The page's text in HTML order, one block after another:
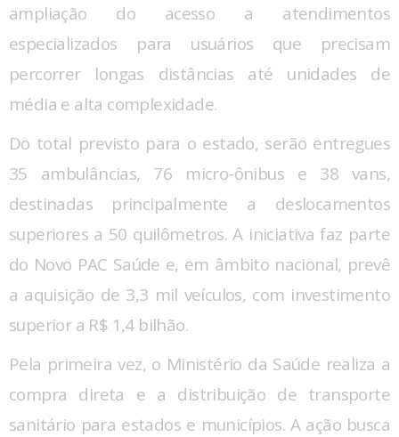
ampliação do acesso a atendimentos
especializados para usuários que precisam
percorrer longas distâncias até unidades de
média e alta complexidade.
Do total previsto para o estado, serão entregues
35 ambulâncias, 76 micro-ônibus e 38 vans,
destinadas principalmente a deslocamentos
superiores a 50 quilômetros. A iniciativa faz parte
do Novo PAC Saúde e, em âmbito nacional, prevê
a aquisição de 3,3 mil veículos, com investimento
superior a R$ 1,4 bilhão.
Pela primeira vez, o Ministério da Saúde realiza a
compra direta e a distribuição de transporte
sanitário para estados e municípios. A ação busca